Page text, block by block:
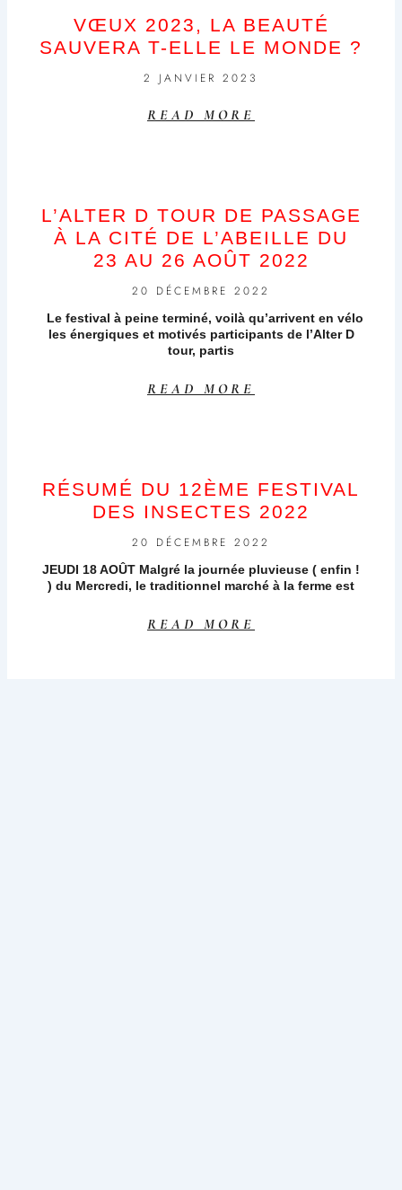
VŒUX 2023, LA BEAUTÉ
SAUVERA T-ELLE LE MONDE ?
2 JANVIER 2023
READ MORE
L’ALTER D TOUR DE PASSAGE
À LA CITÉ DE L’ABEILLE DU
23 AU 26 AOÛT 2022
20 DÉCEMBRE 2022
Le festival à peine terminé, voilà qu’arrivent en vélo
les énergiques et motivés participants de l’Alter D
tour, partis
READ MORE
RÉSUMÉ DU 12ÈME FESTIVAL
DES INSECTES 2022
20 DÉCEMBRE 2022
JEUDI 18 AOÛT Malgré la journée pluvieuse ( enfin !
) du Mercredi, le traditionnel marché à la ferme est
READ MORE